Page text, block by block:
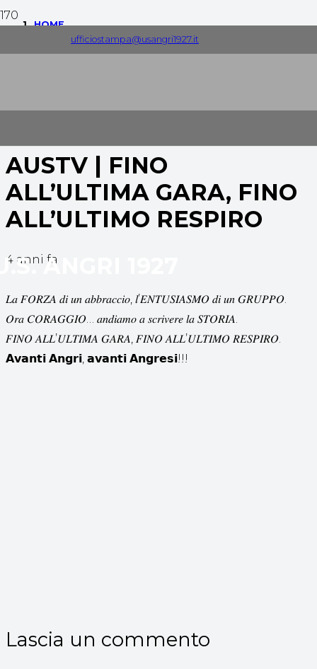
ufficiostampa@usangri1927.it
ANGRI 1927
HOME
AUSTV | FINO
ALL’ULTIMA GARA, FINO
ALL’ULTIMO RESPIRO
4 anni fa
𝐿𝑎 𝐹𝑂𝑅𝑍𝐴 𝑑𝑖 𝑢𝑛 𝑎𝑏𝑏𝑟𝑎𝑐𝑐𝑖𝑜, 𝑙’𝐸𝑁𝑇𝑈𝑆𝐼𝐴𝑆𝑀𝑂 𝑑𝑖 𝑢𝑛 𝐺𝑅𝑈𝑃𝑃𝑂.
𝑂𝑟𝑎 𝐶𝑂𝑅𝐴𝐺𝐺𝐼𝑂… 𝑎𝑛𝑑𝑖𝑎𝑚𝑜 𝑎 𝑠𝑐𝑟𝑖𝑣𝑒𝑟𝑒 𝑙𝑎 𝑆𝑇𝑂𝑅𝐼𝐴.
𝐹𝐼𝑁𝑂 𝐴𝐿𝐿’𝑈𝐿𝑇𝐼𝑀𝐴 𝐺𝐴𝑅𝐴, 𝐹𝐼𝑁𝑂 𝐴𝐿𝐿’𝑈𝐿𝑇𝐼𝑀𝑂 𝑅𝐸𝑆𝑃𝐼𝑅𝑂.
𝗔𝘃𝗮𝗻𝘁𝗶 𝗔𝗻𝗴𝗿𝗶, 𝗮𝘃𝗮𝗻𝘁𝗶 𝗔𝗻𝗴𝗿𝗲𝘀𝗶!!!
Lascia un commento